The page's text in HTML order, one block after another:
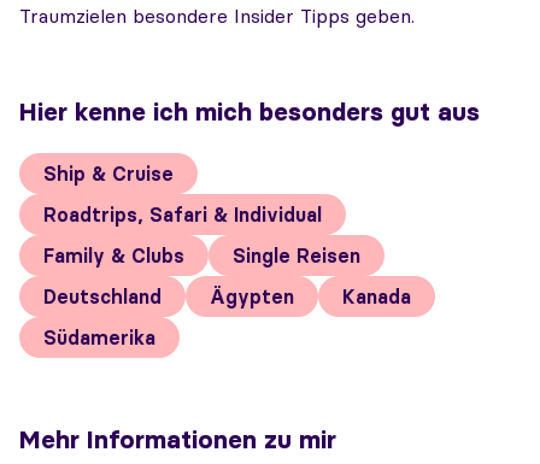
Traumzielen besondere Insider Tipps geben.
Hier kenne ich mich besonders gut aus
Ship & Cruise
Roadtrips, Safari & Individual
Family & Clubs
Single Reisen
Deutschland
Ägypten
Kanada
Südamerika
Mehr Informationen zu mir